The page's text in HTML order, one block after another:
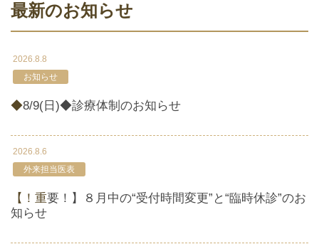
最新のお知らせ
2026.8.8
お知らせ
◆8/9(日)◆診療体制のお知らせ
2026.8.6
外来担当医表
【！重要！】８月中の“受付時間変更”と“臨時休診”のお
知らせ